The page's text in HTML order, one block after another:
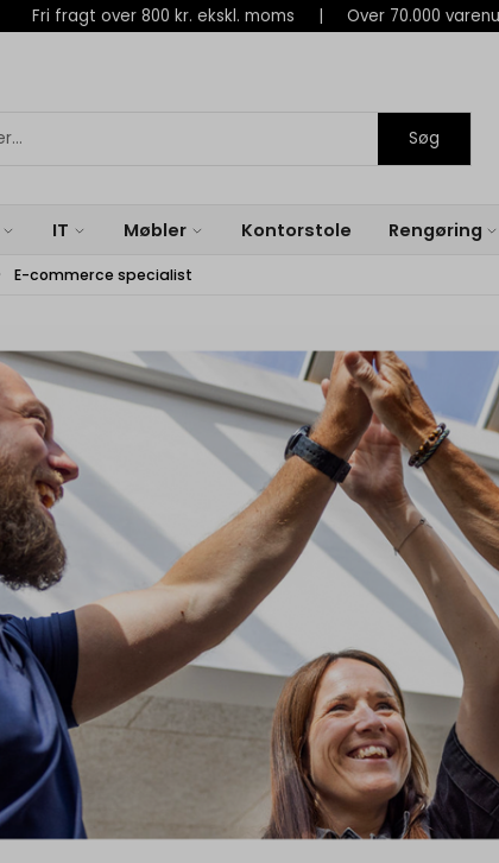
Fri fragt over 800 kr. ekskl. moms | Over 70.000
Søg
IT Møbler Kontorstole Rengøring
E-commerce specialist